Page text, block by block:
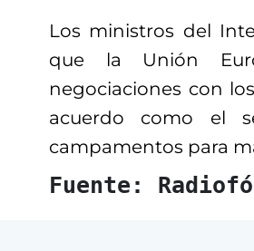
Los ministros del
que la Unión
negociaciones con
acuerdo como el
campamentos para
Fuente: